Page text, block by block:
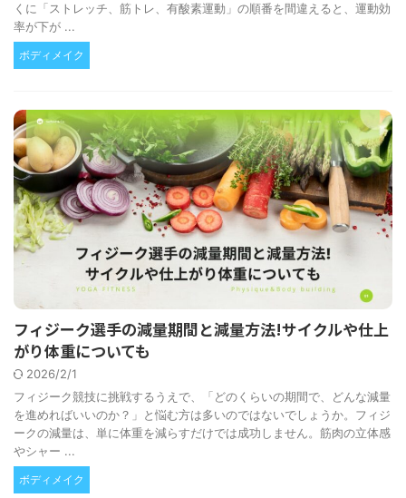
くに「ストレッチ、筋トレ、有酸素運動」の順番を間違えると、運動効
率が下が ...
ボディメイク
フィジーク選手の減量期間と減量方法!サイクルや仕上
がり体重についても
2026/2/1
フィジーク競技に挑戦するうえで、「どのくらいの期間で、どんな減量
を進めればいいのか？」と悩む方は多いのではないでしょうか。フィジ
ークの減量は、単に体重を減らすだけでは成功しません。筋肉の立体感
やシャー ...
ボディメイク